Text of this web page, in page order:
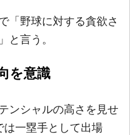
「野球に対する貪欲さ
と言う。
を意識
ンシャルの高さを見せ
一塁手として出場